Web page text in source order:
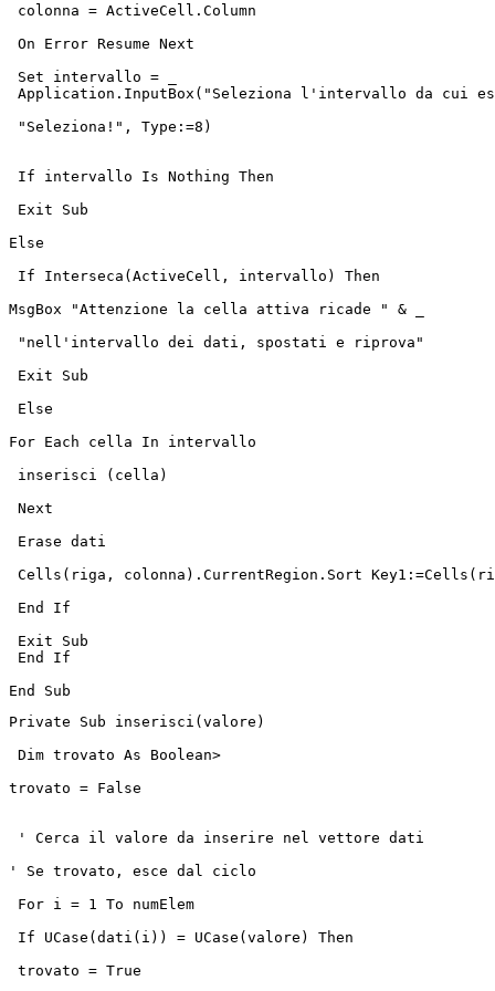
colonna = ActiveCell.Column
On Error Resume Next
Set intervallo = _
Application.InputBox("Seleziona l'intervallo da cui
"Seleziona!", Type:=8)
If intervallo Is Nothing Then
Exit Sub
Else
If Interseca(ActiveCell, intervallo) Then
MsgBox "Attenzione la cella attiva ricade " & _
"nell'intervallo dei dati, spostati e riprova"
Exit Sub
Else
For Each cella In intervallo
inserisci (cella)
Next
Erase dati
Cells(riga, colonna).CurrentRegion.Sort
End If
Exit Sub
End If
End Sub
Private Sub inserisci(valore)
Dim trovato As Boolean>
trovato = False
' Cerca il valore da inserire nel vettore dati
' Se trovato, esce dal ciclo
For i = 1 To numElem
If UCase(dati(i)) = UCase(valore) Then
trovato = True